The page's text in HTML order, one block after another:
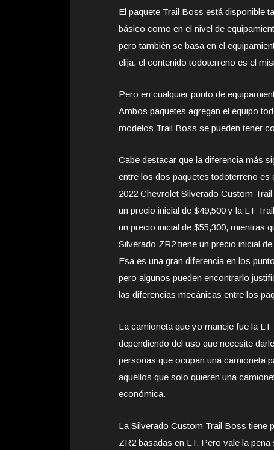
El paquete Trail Boss está disponible
básico como en el nivel de
pero también se basa en el
elija, el contenido todoterreno es el
Pero en cualquier punto de
Ambos paquetes agregan el equipo
modelos Trail Boss se pueden tener
Cabe destacar que la diferencia más
entre los dos paquetes todoterreno es
2022 Chevrolet Silverado Custom
un precio inicial de $49,500 y la LT
un precio inicial de $55,300, mientras
Silverado ZR2 tiene un precio inicial de
Esa es una gran diferencia en los
pero algunos pueden encontrarlo
las diferencias mecánicas entre los
La camioneta que yo maneje fue la
dependiendo del uso que necesite
personas que ocupan una camioneta
aquellos que solo quieren una
económica.
La Silverado Custom Trail Boss tiene
ZR2 basadas en LT. Pero vale la